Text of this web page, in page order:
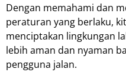
Dengan memahami dan
peraturan yang berlaku,
menciptakan lingkungan
lebih aman dan nyaman
pengguna jalan.